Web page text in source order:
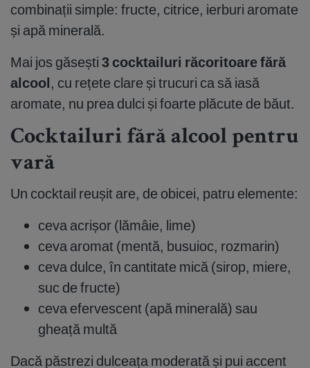
combinații simple: fructe, citrice, ierburi aromate
și apă minerală.
Mai jos găsești 3 cocktailuri răcoritoare fără
alcool, cu rețete clare și trucuri ca să iasă
aromate, nu prea dulci și foarte plăcute de băut.
Cocktailuri fără alcool pentru
vară
Un cocktail reușit are, de obicei, patru elemente:
ceva acrișor (lămâie, lime)
ceva aromat (mentă, busuioc, rozmarin)
ceva dulce, în cantitate mică (sirop, miere,
suc de fructe)
ceva efervescent (apă minerală) sau
gheață multă
Dacă păstrezi dulceața moderată și pui accent